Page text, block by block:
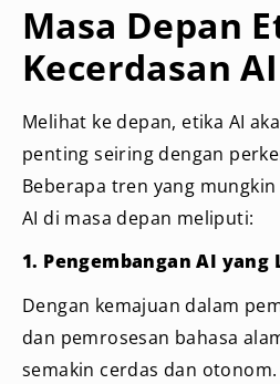
Masa Depan
Kecerdasan AI
Melihat ke depan, etika AI
penting seiring dengan
Beberapa tren yang
AI di masa depan meliputi:
1. Pengembangan AI yang
Dengan kemajuan dalam
dan pemrosesan bahasa
semakin cerdas dan